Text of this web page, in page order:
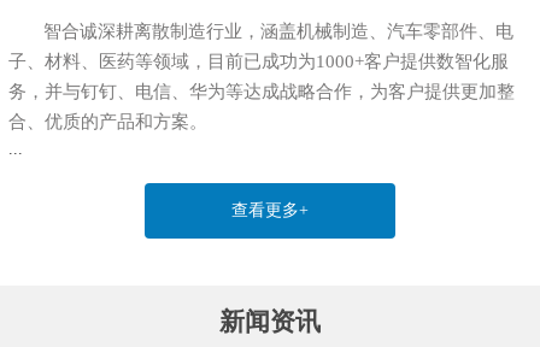
智合诚深耕离散制造行业，涵盖机械制造、汽车零部件、电
子、材料、医药等领域，目前已成功为1000+客户提供数智化服
务，并与钉钉、电信、华为等达成战略合作，为客户提供更加整
合、优质的产品和方案。
...
查看更多+
新闻资讯